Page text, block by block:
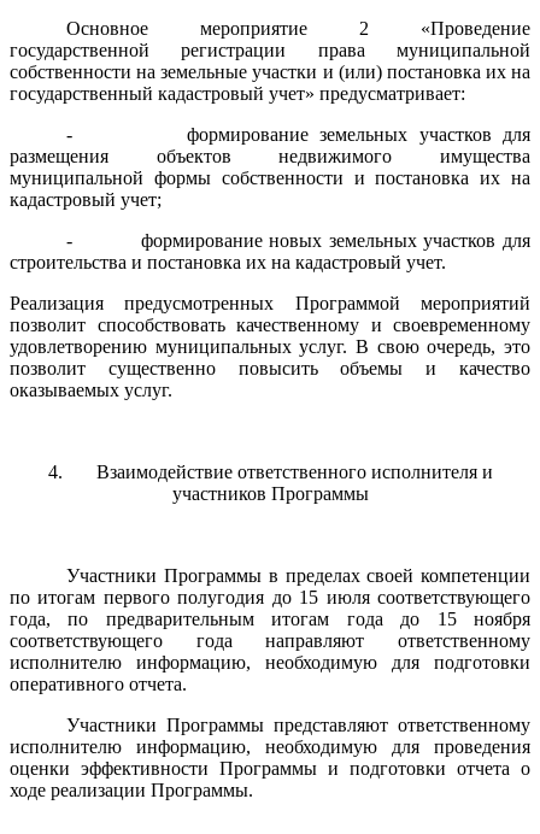
Основное мероприятие 2 «Проведение
государственной регистрации права муниципальной
собственности на земельные участки и (или) постановка их на
государственный кадастровый учет» предусматривает:
- формирование земельных участков для
размещения объектов недвижимого имущества
муниципальной формы собственности и постановка их на
кадастровый учет;
- формирование новых земельных участков для
строительства и постановка их на кадастровый учет.
Реализация предусмотренных Программой мероприятий
позволит способствовать качественному и своевременному
удовлетворению муниципальных услуг. В свою очередь, это
позволит существенно повысить объемы и качество
оказываемых услуг.
4. Взаимодействие ответственного исполнителя и
участников Программы
Участники Программы в пределах своей компетенции
по итогам первого полугодия до 15 июля соответствующего
года, по предварительным итогам года до 15 ноября
соответствующего года направляют ответственному
исполнителю информацию, необходимую для подготовки
оперативного отчета.
Участники Программы представляют ответственному
исполнителю информацию, необходимую для проведения
оценки эффективности Программы и подготовки отчета о
ходе реализации Программы.